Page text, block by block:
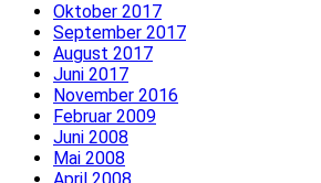
Oktober 2017
September 2017
August 2017
Juni 2017
November 2016
Februar 2009
Juni 2008
Mai 2008